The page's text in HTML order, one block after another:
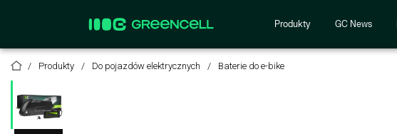
Produkty GC News
Produkty Do pojazdów elektrycznych Baterie do e-bike